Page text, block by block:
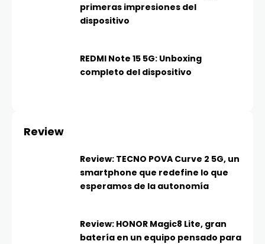
primeras impresiones del
dispositivo
REDMI Note 15 5G: Unboxing
completo del dispositivo
Review
Review: TECNO POVA Curve 2 5G, un
smartphone que redefine lo que
esperamos de la autonomía
Review: HONOR Magic8 Lite, gran
batería en un equipo pensado para